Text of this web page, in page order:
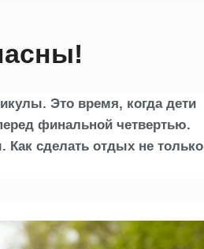
Это время, когда дети
финальной четвертью.
Как сделать отдых не только